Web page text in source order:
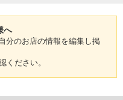
へ
分のお店の情報を編集し掲
ください。